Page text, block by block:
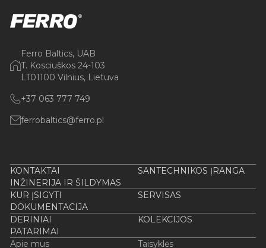
Ferro Baltics, UAB
T. Kosciuškos 24-103
LT01100 Vilnius, Lietuva
+37 063 777 749
ferrobaltics@ferro.pl
KONTAKTAI
SANTECHNIKOS ĮRANGA
INŽINERIJA IR ŠILDYMAS
KUR ĮSIGYTI
SERVISAS
DOKUMENTACIJA
DERINIAI
KOLEKCIJOS
PATARIMAI
Apie mus
Taisyklės